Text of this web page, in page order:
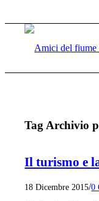
Tag Archivio
Il turismo e
18 Dicembre 2015/0